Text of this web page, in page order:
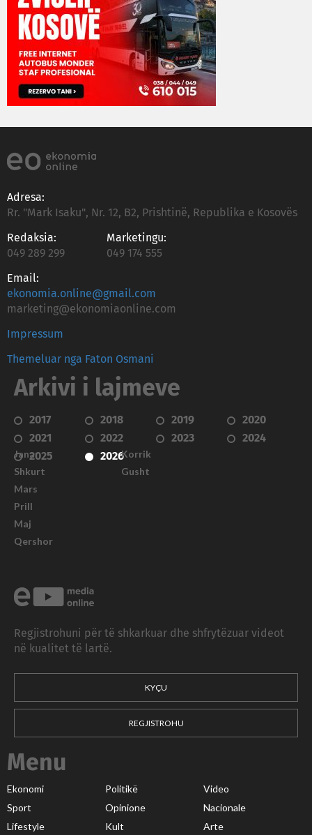
Adresa:
Rr. "Mark Isaku", Nr. 12, B2, Prishtinë, Republika e Kosovës
Redaksia:
049 289 299
Marketingu:
049 174 555
Email:
ekonomia.online@gmail.com
marketing@ekonomiaonline.com
Impressum
Themeluar nga Faton Osmani
Arkivi i lajmeve
2017 2018 2019
2020
2021
2022 2023
2024
2025
2026
Janar
Shkurt
Mars
Prill
Maj
Qershor
Korrik
Gusht
Regjistrohuni për të shkarkuar dhe shfrytëzuar videot
në kualitet të lartë.
KYÇU
REGJISTROHU
Menu
Ekonomi Politikë
Video
Sport
Opinione
Nacionale
Lifestyle
Kult Arte